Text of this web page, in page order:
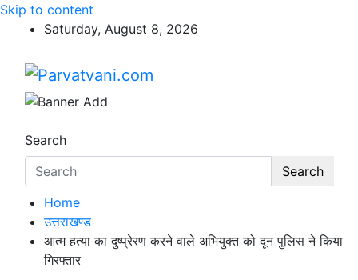
Skip to content
Saturday, August 8, 2026
Parvatvani.com
न्यूज़ पोर्टल
Search
Search
Home
उत्तराखण्ड
आत्म हत्या का दुष्प्रेरण करने वाले अभियुक्त को दून पुलिस ने किया
गिरफ्तार